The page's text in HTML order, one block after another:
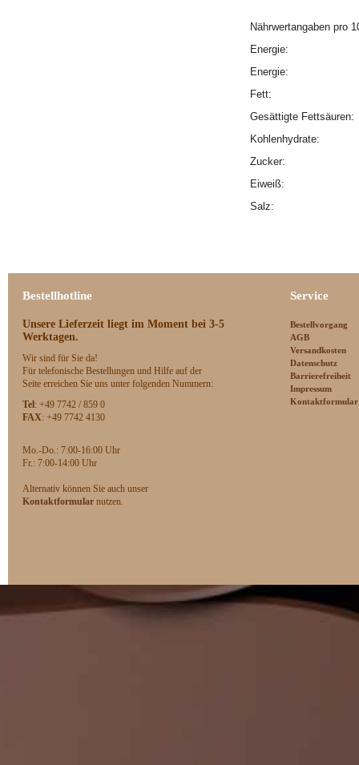
Nährwertangaben pro
Energie:
Energie:
Fett:
Gesättigte
Kohlenhydrate:
Zucker:
Eiweiß:
Salz:
Bestellhotline
Unsere Lieferzeit liegt im Moment bei 3-5
Werktagen.
Wir sind für Sie da!
Für telefonische Bestellungen und Hilfe auf der
Seite erreichen Sie uns unter folgenden Nummern:
Tel: +49 7742 / 859 0
FAX: +49 7742 4130
Mo.-Do.: 7:00-16:00 Uhr
Fr.: 7:00-14:00 Uhr
Alternativ können Sie auch unser
Kontaktformular nutzen.
Service
Bestellvorgang
AGB
Versandkosten
Datenschutz
Barrierefreiheit
Impressum
Kontaktformular